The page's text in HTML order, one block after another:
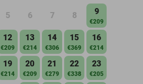
5 6 7 8 9
€209
12
€209
13
€214
14
€306
15
€369
16
€214
19
€214
20
€209
21
€279
22
€338
23
€205